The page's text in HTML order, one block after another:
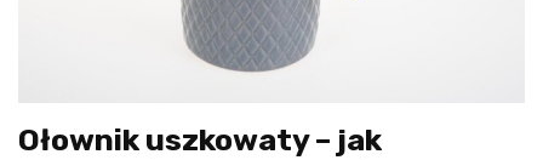
Ołownik uszkowaty – jak